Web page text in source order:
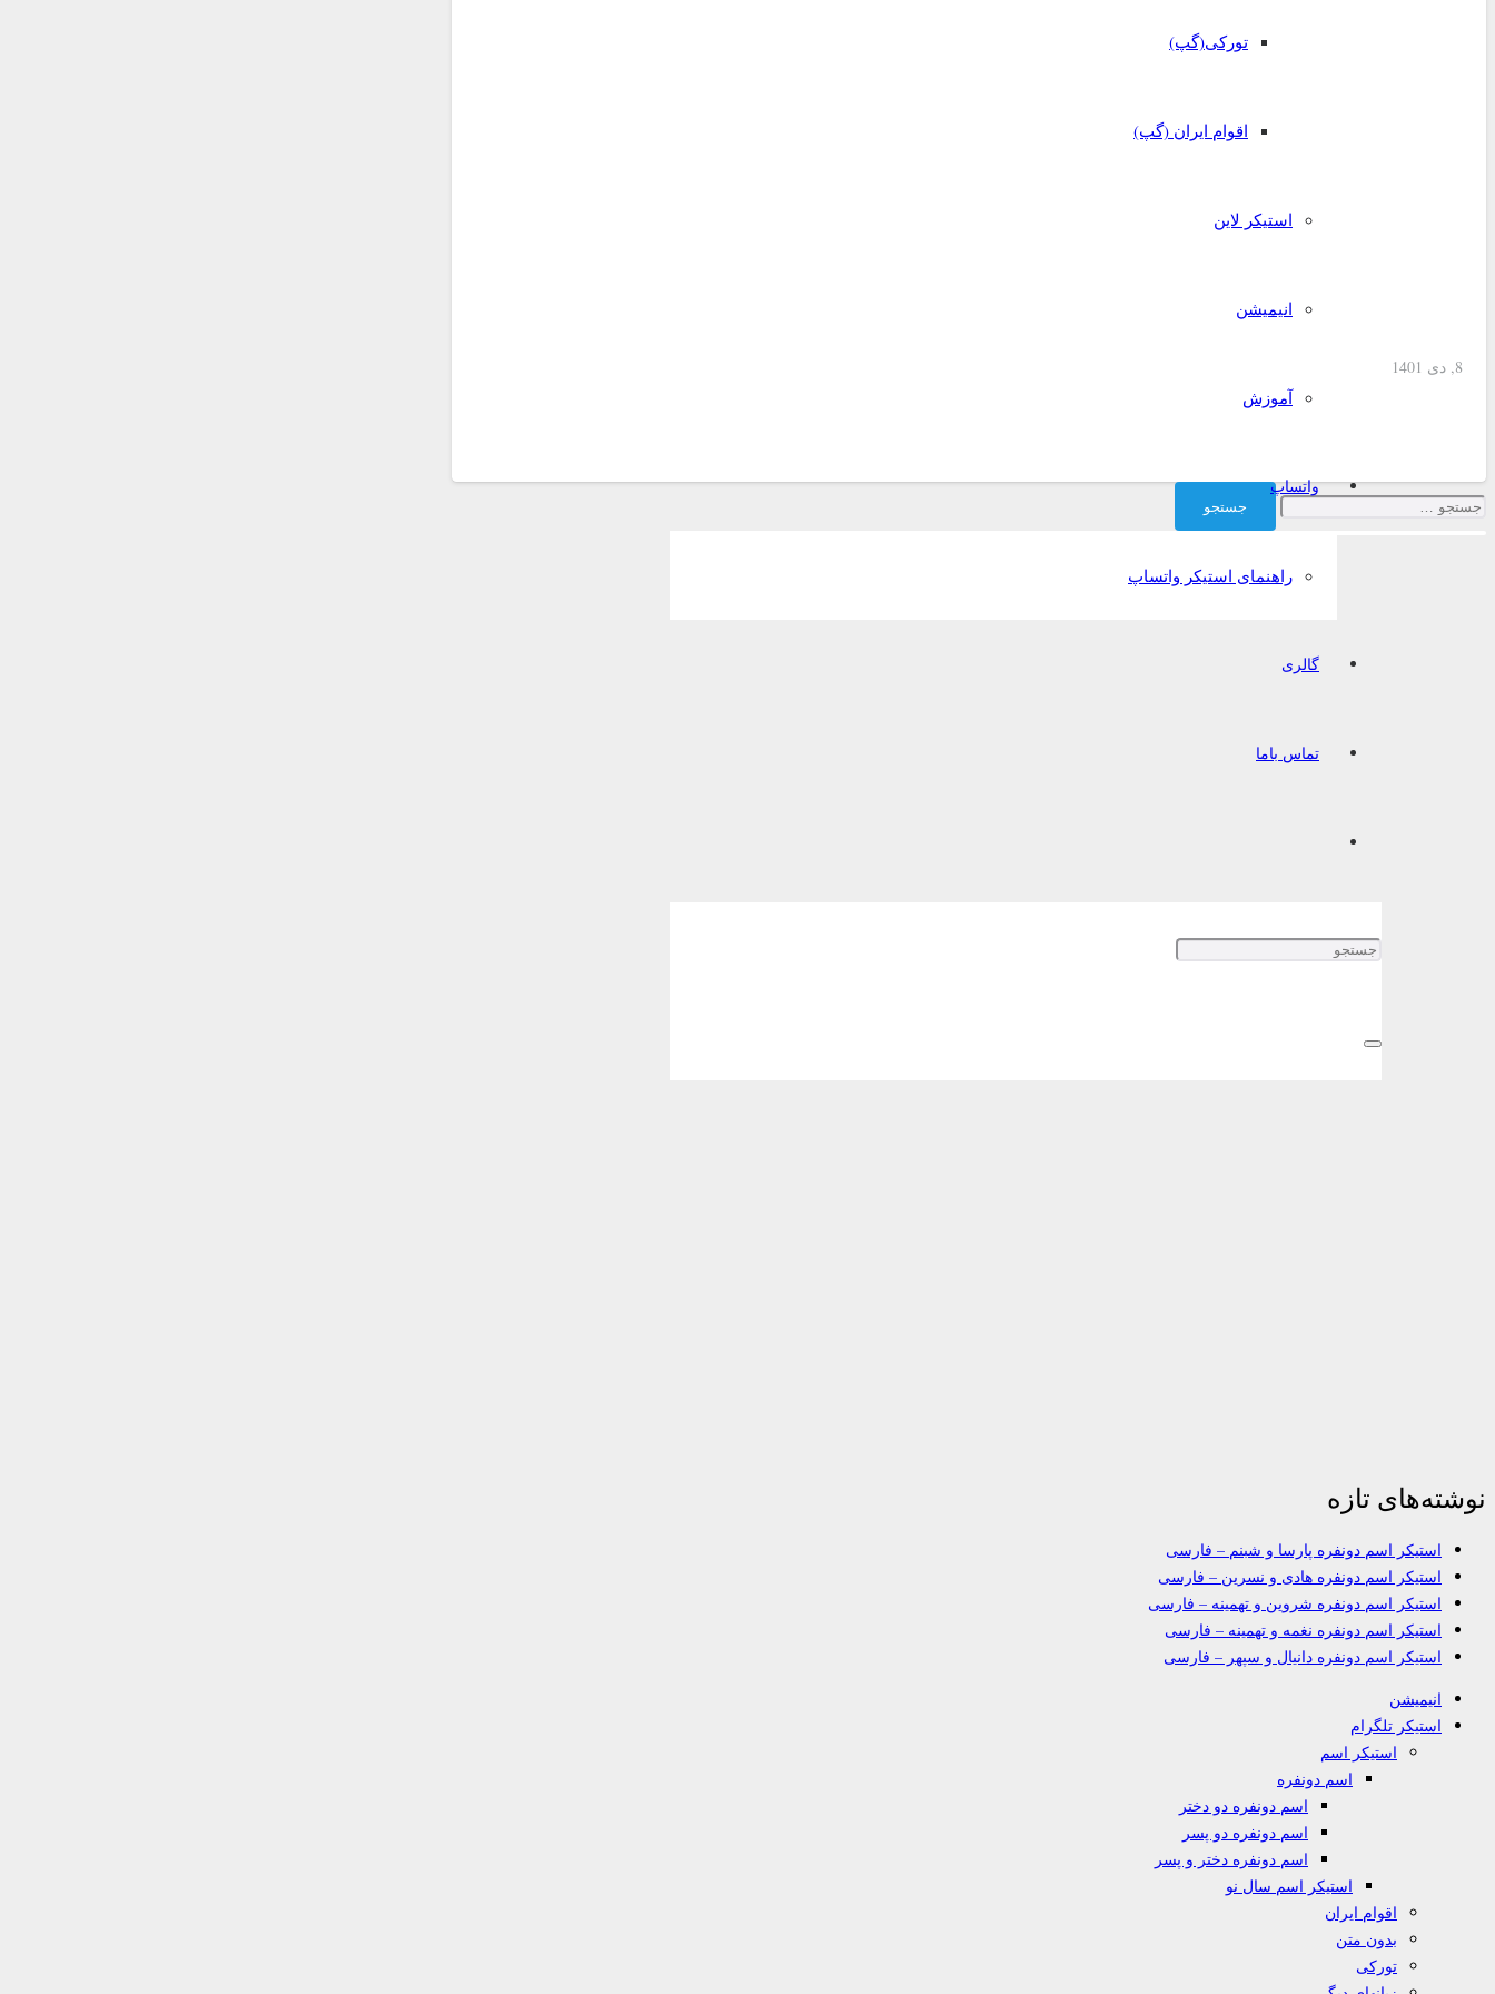
تورکی(گپ)
اقوام ایران (گپ)
استیکر لاین
انیمیشن
آموزش
واتساپ
راهنمای استیکر واتساپ
گالری
تماس باما
8, دی 1401
جستجو
برای:
نوشته‌های تازه
استیکر اسم دونفره پارسا و شبنم – فارسی
استیکر اسم دونفره هادی و نسرین – فارسی
استیکر اسم دونفره شروین و تهمینه – فارسی
استیکر اسم دونفره نغمه و تهمینه – فارسی
استیکر اسم دونفره دانیال و سپهر – فارسی
انیمیشن
استیکر تلگرام
استیکر اسم
اسم دونفره
اسم دونفره دو دختر
اسم دونفره دو پسر
اسم دونفره دختر و پسر
استیکر اسم سال نو
اقوام ایران
بدون متن
تورکی